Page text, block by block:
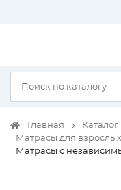
Главная Каталог
Матрасы для взрослых
Матрасы с